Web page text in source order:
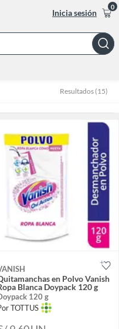
Inicia sesión
0
Bar
Resultados (15)
en Polvo Vanish
Blanca Doypack 120 g
120 g
TOTTUS